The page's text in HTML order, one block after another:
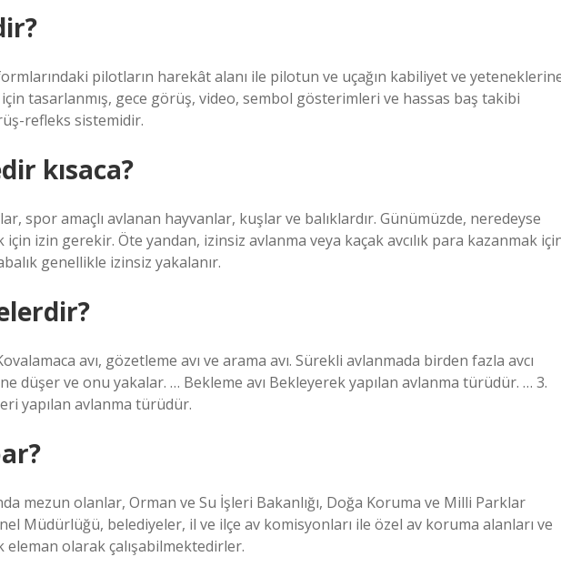
pilotların harekât alanı ile pilotun ve uçağın kabiliyet ve
için tasarlanmış, gece görüş, video, sembol gösterimleri ve hassas baş takibi
refleks sistemidir.
kısaca?
spor amaçlı avlanan hayvanlar, kuşlar ve balıklardır. Günümüzde, neredeyse
izin gerekir. Öte yandan, izinsiz avlanma veya kaçak avcılık para kazanmak
genellikle izinsiz yakalanır.
avı, gözetleme avı ve arama avı. Sürekli avlanmada birden fazla avcı
düşer ve onu yakalar. … Bekleme avı Bekleyerek yapılan avlanma türüdür. … 3.
yapılan avlanma türüdür.
mezun olanlar, Orman ve Su İşleri Bakanlığı, Doğa Koruma ve Milli Parklar
Müdürlüğü, belediyeler, il ve ilçe av komisyonları ile özel av koruma alanları ve
olarak çalışabilmektedirler.